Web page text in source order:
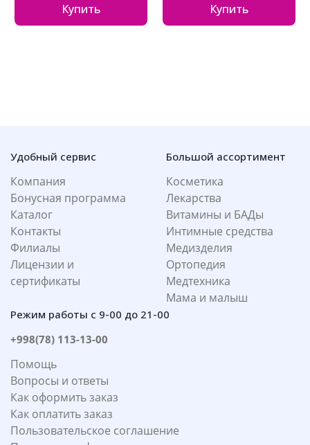
Купить Купить
Удобный сервис
Компания
Бонусная программа
Каталог
Контакты
Филиалы
Лицензии и
сертификаты
Большой ассортимент
Косметика
Лекарства
Витамины и БАДы
Интимные средства
Медизделия
Ортопедия
Медтехника
Мама и малыш
Режим работы с 9-00 до 21-00
+998(78) 113-13-00
Помощь
Вопросы и ответы
Как оформить заказ
Как оплатить заказ
Пользовательское соглашение